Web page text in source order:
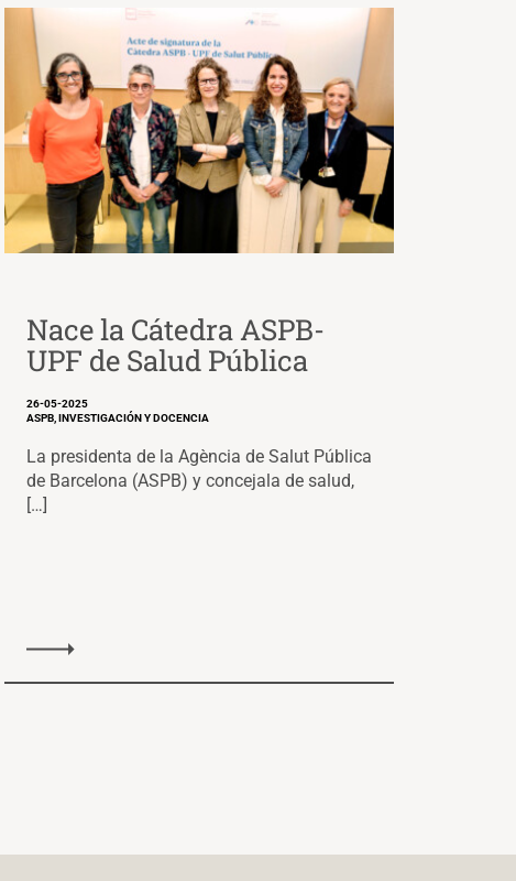
Nace la Cátedra ASPB-
UPF de Salud Pública
26-05-2025
ASPB, INVESTIGACIÓN Y DOCENCIA
La presidenta de la Agència de Salut Pública
de Barcelona (ASPB) y concejala de salud,
[…]